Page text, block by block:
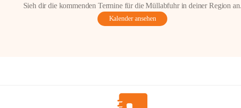
Sieh dir die kommenden Termine für die Müllabfuhr in deiner Region an.
Kalender ansehen